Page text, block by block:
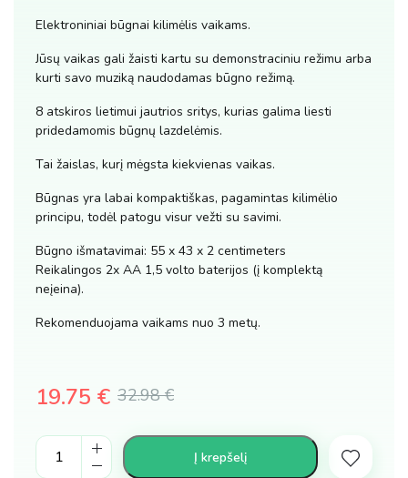
Elektroniniai būgnai kilimėlis vaikams.
Jūsų vaikas gali žaisti kartu su demonstraciniu režimu arba
kurti savo muziką naudodamas būgno režimą.
8 atskiros lietimui jautrios sritys, kurias galima liesti
pridedamomis būgnų lazdelėmis.
Tai žaislas, kurį mėgsta kiekvienas vaikas.
Būgnas yra labai kompaktiškas, pagamintas kilimėlio
principu, todėl patogu visur vežti su savimi.
Būgno išmatavimai: 55 x 43 x 2 centimeters
Reikalingos 2x AA 1,5 volto baterijos (į komplektą
neįeina).
Rekomenduojama vaikams nuo 3 metų.
32.98€
Original
price
19.75 €
Current
price
Elektroniniai
būgnai
Į krepšelį